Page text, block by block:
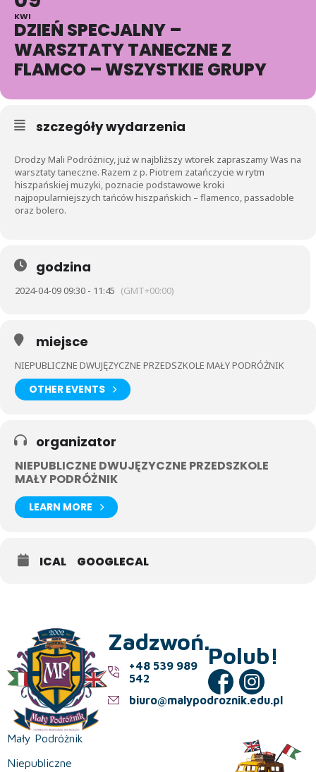
KWI
DZIEŃ SPECJALNY –
WARSZTATY TANECZNE Z
FLAMCO – WSZYSTKIE GRUPY
szczegóły wydarzenia
Drodzy Mali Podróżnicy, już w najbliższy wtorek zapraszamy Was na
warsztaty taneczne. Razem z p. Piotrem zatańczycie w rytm
hiszpańskiej muzyki, poznacie podstawowe kroki
najpopularniejszych tańców hiszpańskich – flamenco, passadoble
oraz bolero.
godzina
2024-04-09 09:30 - 11:45 (GMT+00:00)
miejsce
NIEPUBLICZNE DWUJĘZYCZNE PRZEDSZKOLE MAŁY PODRÓŻNIK
OTHER EVENTS
organizator
NIEPUBLICZNE DWUJĘZYCZNE PRZEDSZKOLE
MAŁY PODRÓŻNIK
LEARN MORE
ICAL GOOGLECAL
Mały Podróżnik
Niepubliczne
Zadzwoń.
+48 539 989
542
biuro@malypodroznik.edu.pl
Polub!